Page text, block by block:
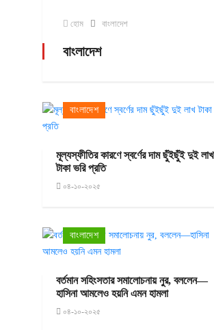
হোম বাংলাদেশ
বাংলাদেশ
বাংলাদেশ
মূল্যস্ফীতির কারণে স্বর্ণের দাম ছুঁইছুঁই দুই লাখ
টাকা ভরি প্রতি
০৪-১০-২০২৫
বাংলাদেশ
বর্তমান সহিংসতার সমালোচনায় নুর, বললেন—
হাসিনা আমলেও হয়নি এমন হামলা
০৪-১০-২০২৫